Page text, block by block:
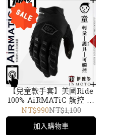
【兒童款手套】美國Ride
100% AiRMATiC 觸控 輕
量騎士防護 短手套TPR護
具。黑10001-0000
NT$990NT$1,100
加入購物車